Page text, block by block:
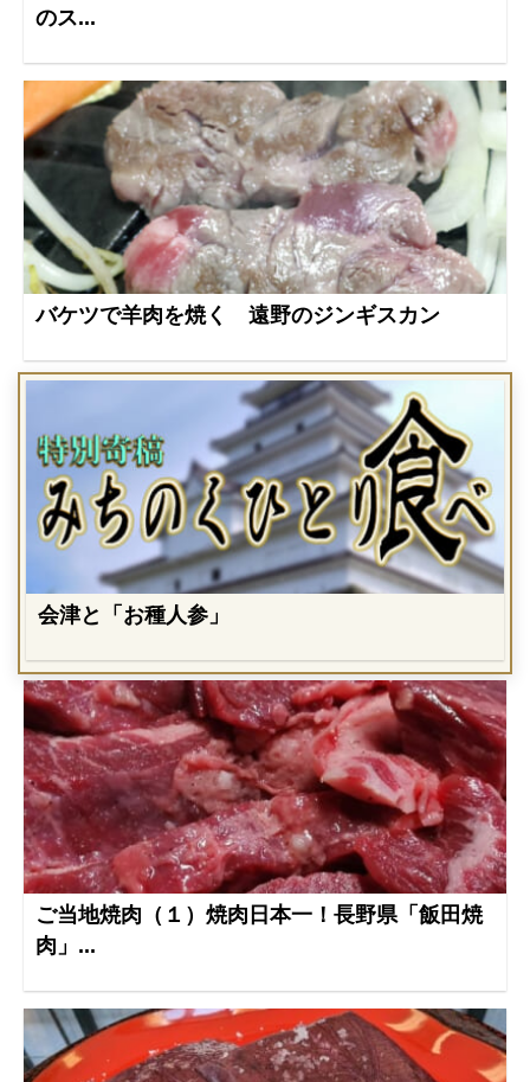
のス...
バケツで羊肉を焼く 遠野のジンギスカン
会津と「お種人参」
ご当地焼肉（１）焼肉日本一！長野県「飯田焼
肉」...